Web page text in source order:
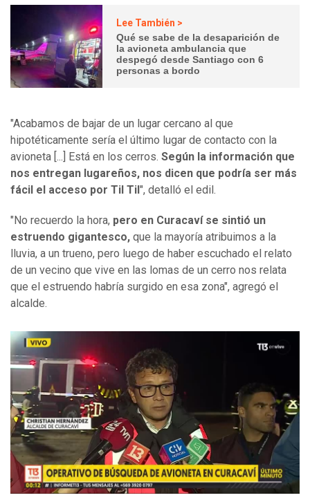
Lee También >
Qué se sabe de la desaparición de
la avioneta ambulancia que
despegó desde Santiago con 6
personas a bordo
"Acabamos de bajar de un lugar cercano al que
hipotéticamente sería el último lugar de contacto con la
avioneta [...] Está en los cerros. Según la información que
nos entregan lugareños, nos dicen que podría ser más
fácil el acceso por Til Til", detalló el edil.
"No recuerdo la hora, pero en Curacaví se sintió un
estruendo gigantesco, que la mayoría atribuimos a la
lluvia, a un trueno, pero luego de haber escuchado el relato
de un vecino que vive en las lomas de un cerro nos relata
que el estruendo habría surgido en esa zona", agregó el
alcalde.